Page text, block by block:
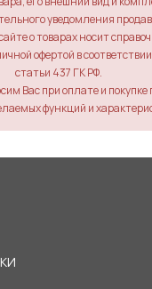
уведомления
о товарах носит
офертой в
статьи 437 ГК РФ.
Вас при оплате и покупке
функций и